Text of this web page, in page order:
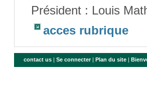
Président : Louis
acces rubrique
contact us |Se connecter| Plan du site